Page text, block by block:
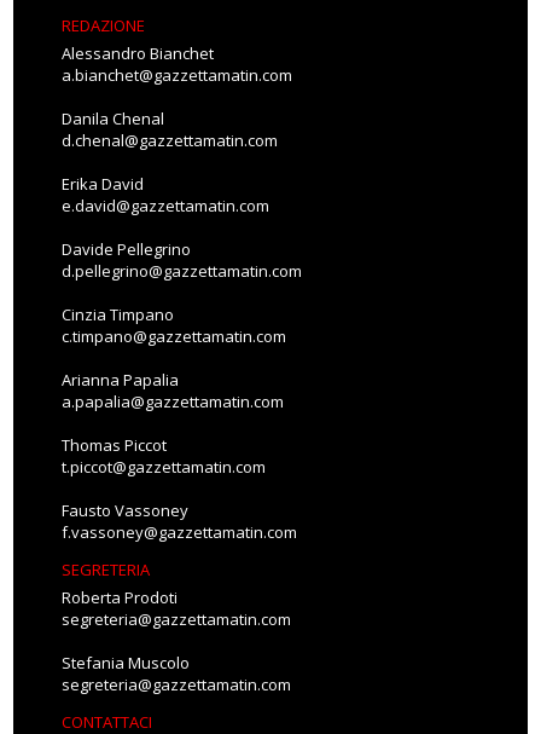
REDAZIONE
Alessandro Bianchet
a.bianchet@gazzettamatin.com
Danila Chenal
d.chenal@gazzettamatin.com
Erika David
e.david@gazzettamatin.com
Davide Pellegrino
d.pellegrino@gazzettamatin.com
Cinzia Timpano
c.timpano@gazzettamatin.com
Arianna Papalia
a.papalia@gazzettamatin.com
Thomas Piccot
t.piccot@gazzettamatin.com
Fausto Vassoney
f.vassoney@gazzettamatin.com
SEGRETERIA
Roberta Prodoti
segreteria@gazzettamatin.com
Stefania Muscolo
segreteria@gazzettamatin.com
CONTATTACI